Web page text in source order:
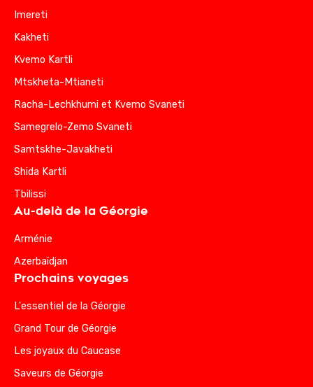
Imereti
Kakheti
Kvemo Kartli
Mtskheta-Mtianeti
Racha-Lechkhumi et Kvemo Svaneti
Samegrelo-Zemo Svaneti
Samtskhe-Javakheti
Shida Kartli
Tbilissi
Au-delà de la Géorgie
Arménie
Azerbaïdjan
Prochains voyages
L'essentiel de la Géorgie
Grand Tour de Géorgie
Les joyaux du Caucase
Saveurs de Géorgie